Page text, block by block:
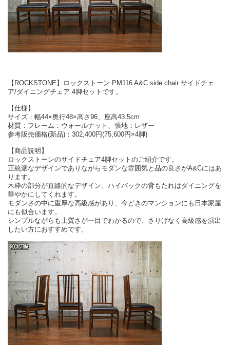
【ROCKSTONE】ロックストーン PM116 A&C side chair サイドチェ
ア/ダイニングチェア 4脚セットです。
【仕様】
サイズ：幅44×奥行48×高さ96、座高43.5cm
材質：フレーム：ウォールナット、張地：レザー
参考販売価格(新品)：302,400円(75,600円×4脚)
【商品説明】
ロックストーンのサイドチェア4脚セットのご紹介です。
正統派なデザインでありながらモダンな雰囲気と品の良さがA&Cにはあ
ります。
木枠の部分が直線的なデザイン、ハイバックの背もたれはダイニングを
華やかにしてくれます。
モダンさの中に重厚な高級感があり、今どきのマンションにも日本家屋
にも似合います。
シンプルながらも上質さが一目でわかるので、さりげなく高級感を演出
したい方におすすめです。